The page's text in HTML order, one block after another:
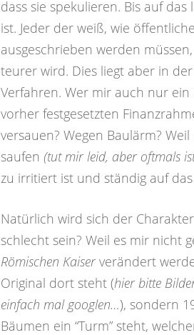
dass sie spekulieren. Bis auf
ist. Jeder der weiß, wie
ausgeschrieben werden
teurer wird. Dies liegt aber in
Verfahren. Wer mir auch nur
vorher festgesetzten
versauen? Wegen Baulärm?
saufen (tut mir leid, aber oftmals
zu irritiert ist und ständig auf
Natürlich wird sich der
schlecht sein? Weil es mir nicht
Römischen Kaiserverändert
Original dort steht (hier bitte
einfach mal googlen…), sondern
Bäumen ein “Turm” steht,